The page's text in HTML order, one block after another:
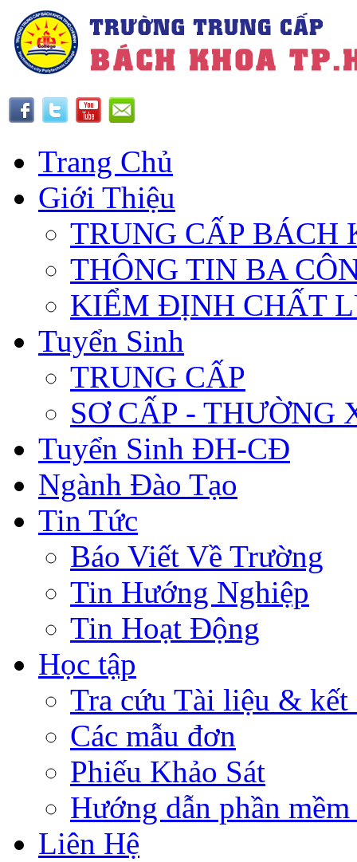
Trang Chủ
Giới Thiệu
TRUNG CẤP BÁCH
THÔNG TIN BA
KIỂM ĐỊNH CHẤT
Tuyển Sinh
TRUNG CẤP
SƠ CẤP - THƯỜNG
Tuyển Sinh ĐH-CĐ
Ngành Đào Tạo
Tin Tức
Báo Viết Về Trường
Tin Hướng Nghiệp
Tin Hoạt Động
Học tập
Tra cứu Tài liệu & kết
Các mẫu đơn
Phiếu Khảo Sát
Hướng dẫn phần
Liên Hệ